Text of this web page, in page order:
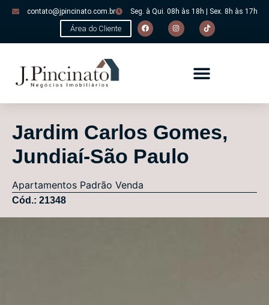
contato@jpincinato.com.br Seg. à Qui. 08h às 18h | Sex. 8h às 17h
Área do Cliente
Jardim Carlos Gomes,
Jundiaí-São Paulo
Apartamentos Padrão Venda
Cód.: 21348